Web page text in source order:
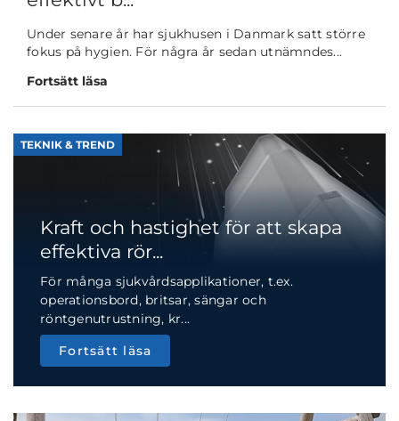
Under senare år har sjukhusen i Danmark satt större
fokus på hygien. För några år sedan utnämndes...
Fortsätt läsa
TEKNIK & TREND
Kraft och hastighet för att skapa
effektiva rör...
För många sjukvårdsapplikationer, t.ex.
operationsbord, britsar, sängar och
röntgenutrustning, kr...
Fortsätt läsa